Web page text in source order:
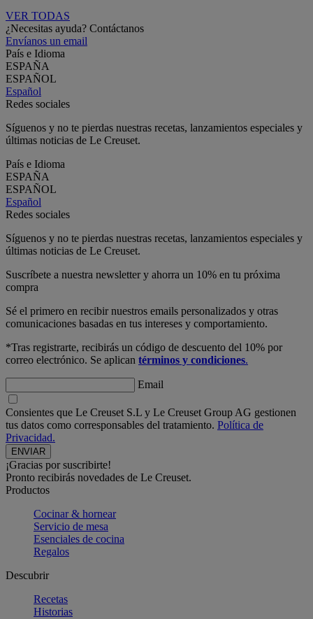
VER TODAS
¿Necesitas ayuda? Contáctanos
Envíanos un email
País e Idioma
ESPAÑA
ESPAÑOL
Español
Redes sociales
Síguenos y no te pierdas nuestras recetas, lanzamientos especiales y
últimas noticias de Le Creuset.
País e Idioma
ESPAÑA
ESPAÑOL
Español
Redes sociales
Síguenos y no te pierdas nuestras recetas, lanzamientos especiales y
últimas noticias de Le Creuset.
Suscríbete a nuestra newsletter y ahorra un 10% en tu próxima
compra
Sé el primero en recibir nuestros emails personalizados y otras
comunicaciones basadas en tus intereses y comportamiento.
*Tras registrarte, recibirás un código de descuento del 10% por
correo electrónico. Se aplican términos y condiciones.
Email
Consientes que Le Creuset S.L y Le Creuset Group AG gestionen
tus datos como corresponsables del tratamiento. Política de
Privacidad.
¡Gracias por suscribirte!
Pronto recibirás novedades de Le Creuset.
Productos
Cocinar & hornear
Servicio de mesa
Esenciales de cocina
Regalos
Descubrir
Recetas
Historias